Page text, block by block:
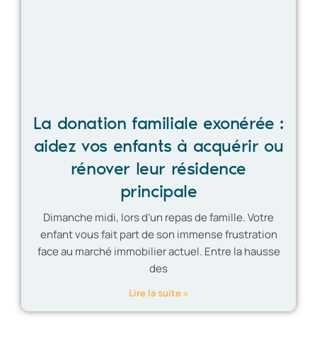
La donation familiale exonérée :
aidez vos enfants à acquérir ou
rénover leur résidence
principale
Dimanche midi, lors d’un repas de famille. Votre
enfant vous fait part de son immense frustration
face au marché immobilier actuel. Entre la hausse
des
Lire la suite »